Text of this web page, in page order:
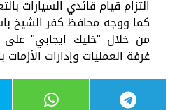
التزام قيام قائدي السيارات
كما ووجه محافظ كفر الشيخ
غرفة العمليات وإدارات الأزمات